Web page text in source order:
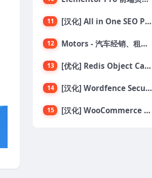
11 [汉化] All in One SEO PRO v4.6.2 搜索引擎SEO优化WordPress插件
12 Motors - 汽车经销、租赁与分类列表 WordPress 主题
13 [优化] Redis Object Cache Pro 专业版对象缓存WordPress插件 v1.21.0
14 [汉化] Wordfence Security Premium v8.0.2 一款专为WordPress设计的安全插件
15 [汉化] WooCommerce Table Rate Shipping v3.6.3 运费费率表